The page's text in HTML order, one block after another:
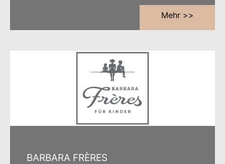
Mehr >>
BARBARA FRÈRES